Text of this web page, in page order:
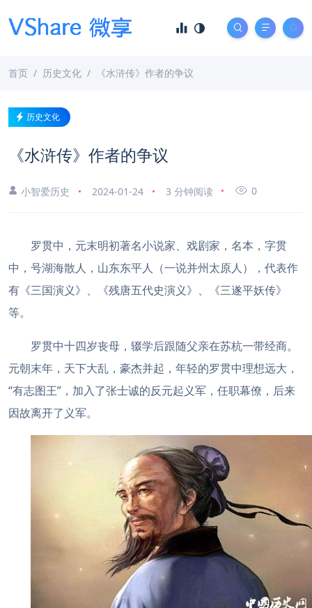
首页 历史文化 《水浒传》作者的争议
历史文化
《水浒传》作者的争议
小智爱历史 2024-01-24 3 分钟阅读 0
罗贯中，元末明初著名小说家、戏剧家，名本，字贯
中，号湖海散人，山东东平人（一说并州太原人），代表作
有《三国演义》、《残唐五代史演义》、《三遂平妖传》
等。
罗贯中十四岁丧母，辍学后跟随父亲在苏杭一带经商。
元朝末年，天下大乱，豪杰并起，年轻的罗贯中理想远大，
“有志图王”，加入了张士诚的反元起义军，任职幕僚，后来
因故离开了义军。